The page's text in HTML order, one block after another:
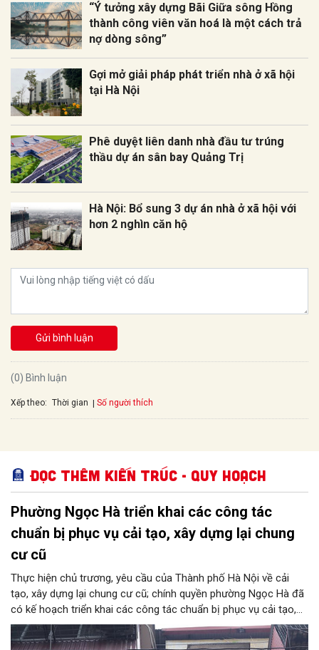
“Ý tưởng xây dựng Bãi Giữa sông Hồng
thành công viên văn hoá là một cách trả
nợ dòng sông”
Gợi mở giải pháp phát triển nhà ở xã hội
tại Hà Nội
Phê duyệt liên danh nhà đầu tư trúng
thầu dự án sân bay Quảng Trị
Hà Nội: Bổ sung 3 dự án nhà ở xã hội với
hơn 2 nghìn căn hộ
Gửi bình luận
(0) Bình luận
Xếp theo: Thời gian Số người thích
Đọc thêm Kiến trúc - Quy hoạch
Phường Ngọc Hà triển khai các công tác
chuẩn bị phục vụ cải tạo, xây dựng lại chung
cư cũ
Thực hiện chủ trương, yêu cầu của Thành phố Hà Nội về cải
tạo, xây dựng lại chung cư cũ; chính quyền phường Ngọc Hà đã
có kế hoạch triển khai các công tác chuẩn bị phục vụ cải tạo,
xây dựng lại chung cư cũ trên địa bàn phường.